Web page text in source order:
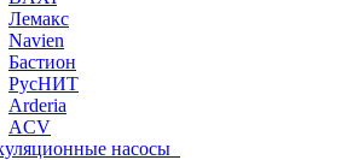
Лемакс
Navien
Бастион
РусНИТ
Arderia
ACV
насосы